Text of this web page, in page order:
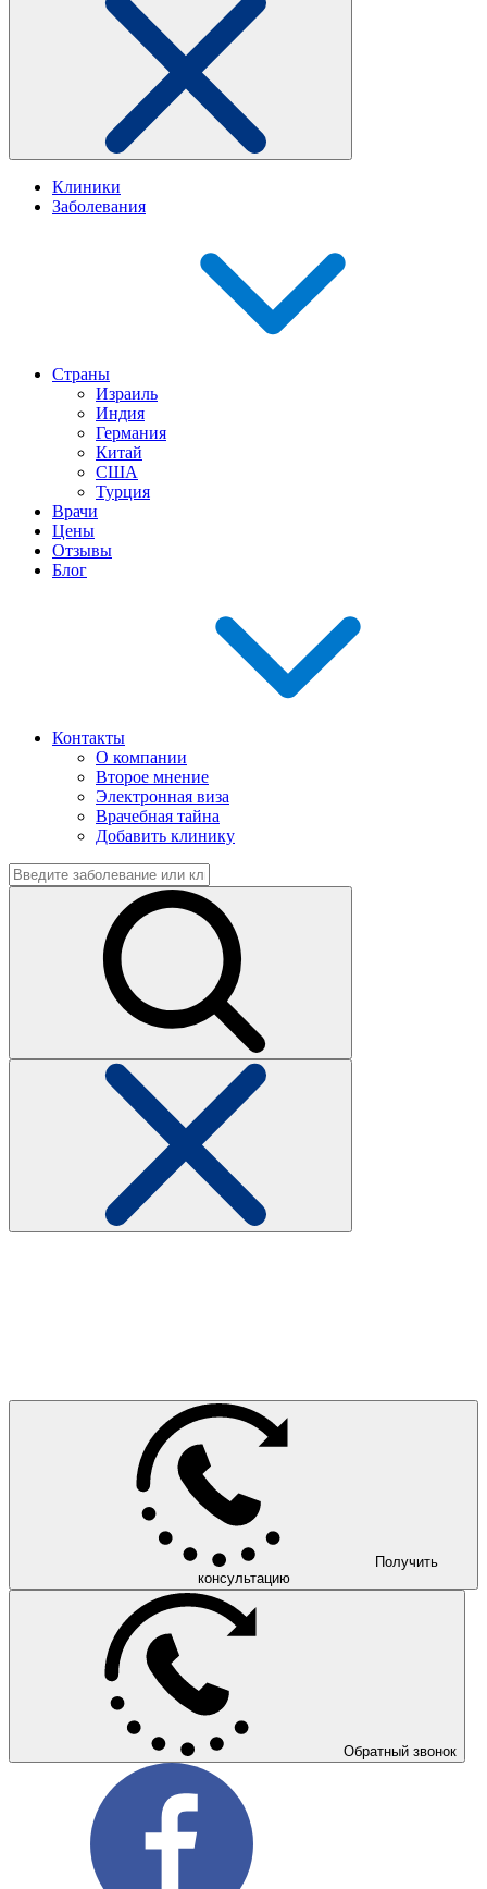
Клиники
Заболевания
Страны
Израиль
Индия
Германия
Китай
США
Турция
Врачи
Цены
Отзывы
Блог
Контакты
О компании
Второе мнение
Электронная виза
Врачебная тайна
Добавить клинику
Получить
консультацию
Обратный звонок